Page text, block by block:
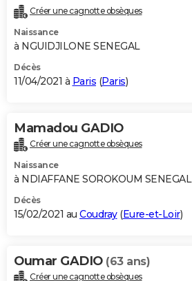
Créer une cagnotte obsèques
Naissance
à NGUIDJILONE SENEGAL
Décès
11/04/2021 à Paris (Paris)
Mamadou GADIO
Créer une cagnotte obsèques
Naissance
à NDIAFFANE SOROKOUM SENEGAL
Décès
15/02/2021 au Coudray(Eure-et-Loir)
Oumar GADIO (63 ans)
Créer une cagnotte obsèques